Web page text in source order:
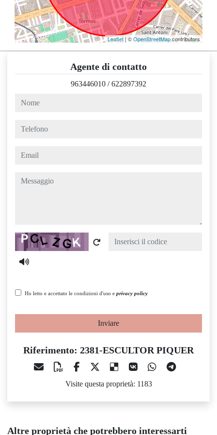
Leaflet| ©OpenStreetMapcontributors
Agente di contatto
963446010 /622897392
nome
telefono
email
messaggio
Captcha
Ho letto e accettato le condizioni d'uso e privacy policy
Inviare
Riferimento: 2381-ESCULTOR PIQUER
Visite questa proprietà: 1183
Altre proprietà che potrebbero interessarti